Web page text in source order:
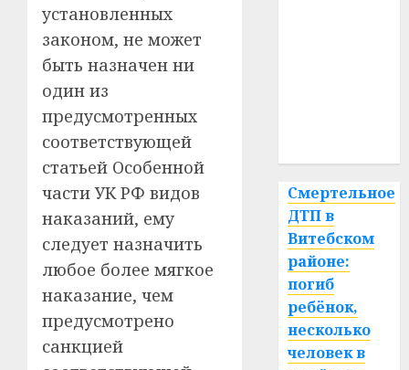
установленных
законом, не может
быть назначен ни
один из
предусмотренных
соответствующей
статьей Особенной
части УК РФ видов
наказаний, ему
следует назначить
любое более мягкое
наказание, чем
предусмотрено
санкцией
Смертельное
ДТП в
Витебском
районе:
погиб
ребёнок,
несколько
человек в